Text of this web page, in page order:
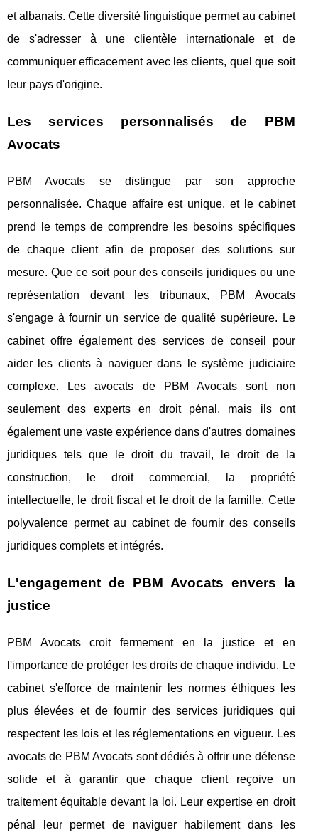
et albanais. Cette diversité linguistique permet au cabinet
de s'adresser à une clientèle internationale et de
communiquer efficacement avec les clients, quel que soit
leur pays d'origine.
Les services personnalisés de PBM
Avocats
PBM Avocats se distingue par son approche
personnalisée. Chaque affaire est unique, et le cabinet
prend le temps de comprendre les besoins spécifiques
de chaque client afin de proposer des solutions sur
mesure. Que ce soit pour des conseils juridiques ou une
représentation devant les tribunaux, PBM Avocats
s'engage à fournir un service de qualité supérieure. Le
cabinet offre également des services de conseil pour
aider les clients à naviguer dans le système judiciaire
complexe. Les avocats de PBM Avocats sont non
seulement des experts en droit pénal, mais ils ont
également une vaste expérience dans d'autres domaines
juridiques tels que le droit du travail, le droit de la
construction, le droit commercial, la propriété
intellectuelle, le droit fiscal et le droit de la famille. Cette
polyvalence permet au cabinet de fournir des conseils
juridiques complets et intégrés.
L'engagement de PBM Avocats envers la
justice
PBM Avocats croit fermement en la justice et en
l'importance de protéger les droits de chaque individu. Le
cabinet s'efforce de maintenir les normes éthiques les
plus élevées et de fournir des services juridiques qui
respectent les lois et les réglementations en vigueur. Les
avocats de PBM Avocats sont dédiés à offrir une défense
solide et à garantir que chaque client reçoive un
traitement équitable devant la loi. Leur expertise en droit
pénal leur permet de naviguer habilement dans les